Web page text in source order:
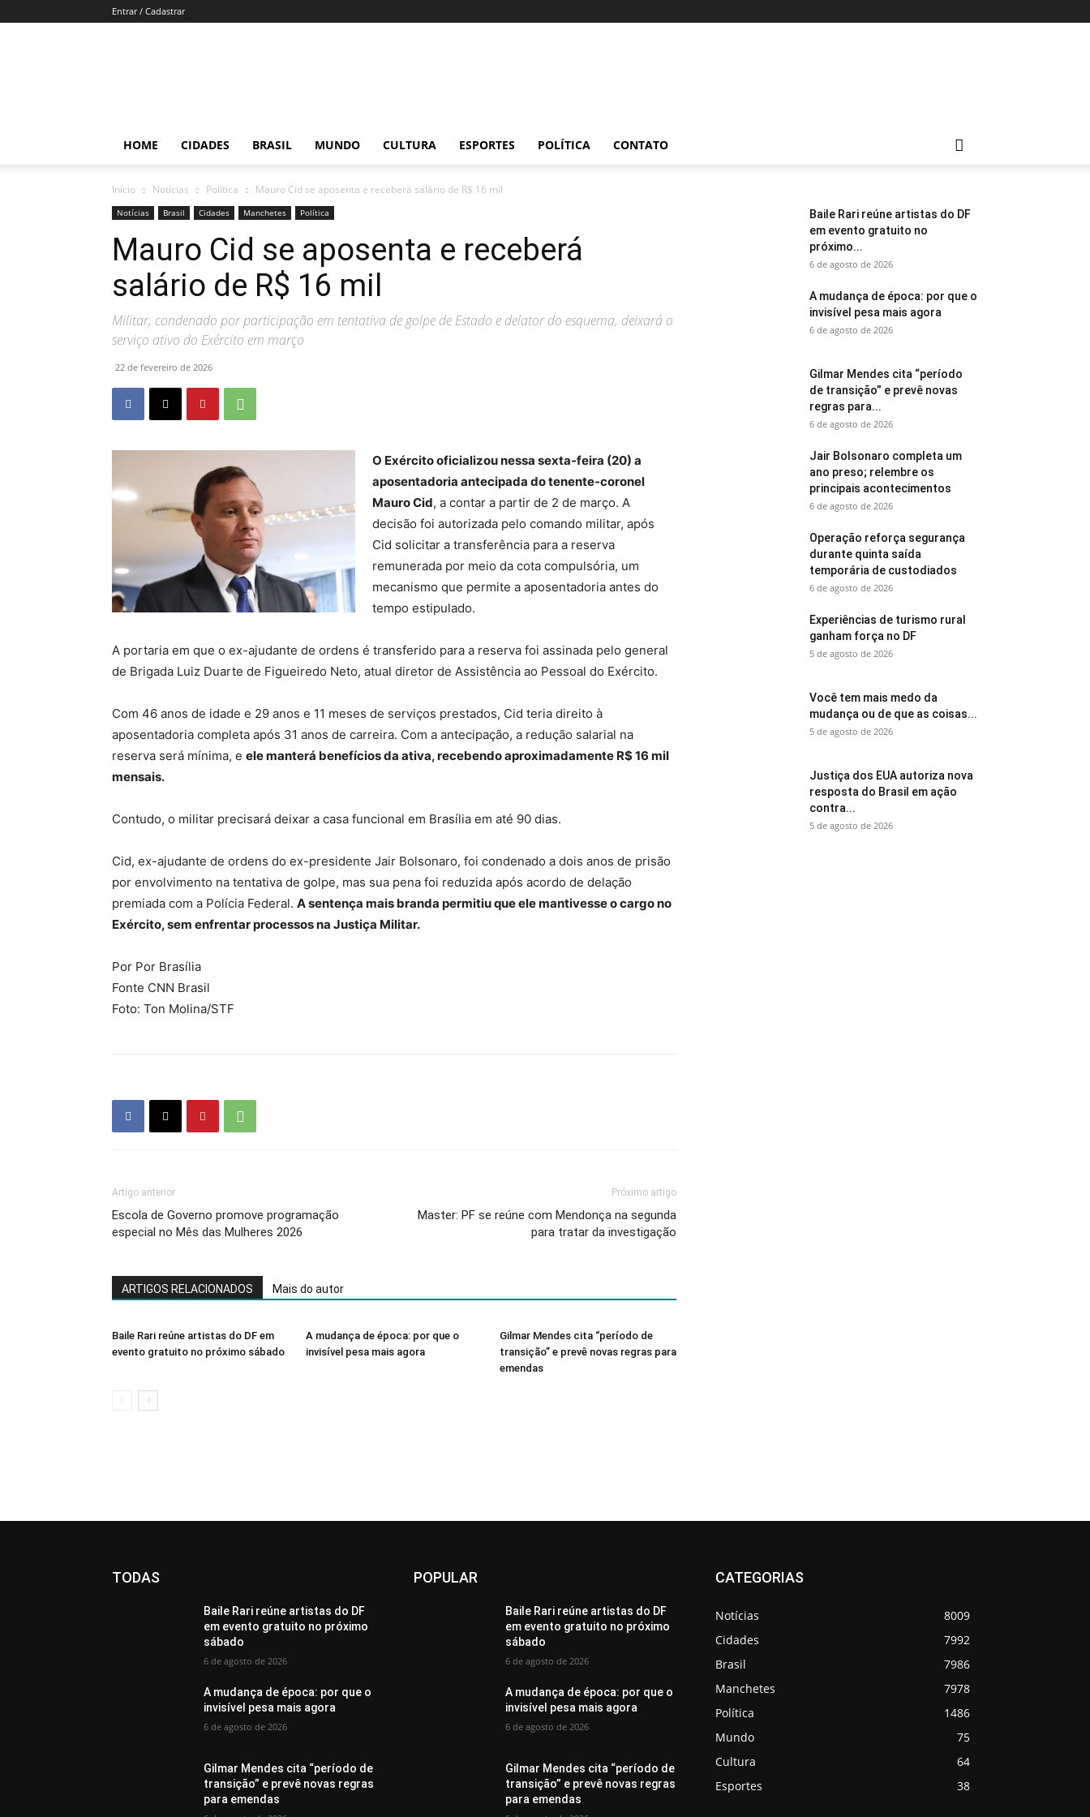
Entrar / Cadastrar
HOME CIDADES BRASIL MUNDO CULTURA ESPORTES POLÍTICA CONTATO
Início Notícias Política Mauro Cid se aposenta e receberá salário de R$ 16 mil
Notícias Brasil Cidades Manchetes Política
Mauro Cid se aposenta e receberá
salário de R$ 16 mil
Militar, condenado por participação em tentativa de golpe de Estado e delator do esquema, deixará o
serviço ativo do Exército em março
22 de fevereiro de 2026
O Exército oficializou nessa sexta-feira (20) a
aposentadoria antecipada do tenente-coronel
Mauro Cid, a contar a partir de 2 de março. A
decisão foi autorizada pelo comando militar, após
Cid solicitar a transferência para a reserva
remunerada por meio da cota compulsória, um
mecanismo que permite a aposentadoria antes do
tempo estipulado.
A portaria em que o ex-ajudante de ordens é transferido para a reserva foi assinada pelo general
de Brigada Luiz Duarte de Figueiredo Neto, atual diretor de Assistência ao Pessoal do Exército.
Com 46 anos de idade e 29 anos e 11 meses de serviços prestados, Cid teria direito à
aposentadoria completa após 31 anos de carreira. Com a antecipação, a redução salarial na
reserva será mínima, e ele manterá benefícios da ativa, recebendo aproximadamente R$ 16 mil
mensais.
Contudo, o militar precisará deixar a casa funcional em Brasília em até 90 dias.
Cid, ex-ajudante de ordens do ex-presidente Jair Bolsonaro, foi condenado a dois anos de prisão
por envolvimento na tentativa de golpe, mas sua pena foi reduzida após acordo de delação
premiada com a Polícia Federal. A sentença mais branda permitiu que ele mantivesse o cargo no
Exército, sem enfrentar processos na Justiça Militar.
Por Por Brasília
Fonte CNN Brasil
Foto: Ton Molina/STF
Artigo anterior
Escola de Governo promove programação
especial no Mês das Mulheres 2026
Próximo artigo
Master: PF se reúne com Mendonça na segunda
para tratar da investigação
ARTIGOS RELACIONADOS Mais do autor
Baile Rari reúne artistas do DF em
evento gratuito no próximo sábado
A mudança de época: por que o
invisível pesa mais agora
Gilmar Mendes cita “período de
transição” e prevê novas regras para
emendas
Baile Rari reúne artistas do DF
em evento gratuito no
próximo...
6 de agosto de 2026
A mudança de época: por que o
invisível pesa mais agora
6 de agosto de 2026
Gilmar Mendes cita “período
de transição” e prevê novas
regras para...
6 de agosto de 2026
Jair Bolsonaro completa um
ano preso; relembre os
principais acontecimentos
6 de agosto de 2026
Operação reforça segurança
durante quinta saída
temporária de custodiados
6 de agosto de 2026
Experiências de turismo rural
ganham força no DF
5 de agosto de 2026
Você tem mais medo da
mudança ou de que as coisas...
5 de agosto de 2026
Justiça dos EUA autoriza nova
resposta do Brasil em ação
contra...
5 de agosto de 2026
TODAS
Baile Rari reúne artistas do DF
em evento gratuito no próximo
sábado
6 de agosto de 2026
A mudança de época: por que o
invisível pesa mais agora
6 de agosto de 2026
Gilmar Mendes cita “período de
transição” e prevê novas regras
para emendas
POPULAR
Baile Rari reúne artistas do DF
em evento gratuito no próximo
sábado
6 de agosto de 2026
A mudança de época: por que o
invisível pesa mais agora
6 de agosto de 2026
Gilmar Mendes cita “período de
transição” e prevê novas regras
para emendas
CATEGORIAS
Notícias
8009
Cidades
7992
Brasil
7986
Manchetes
7978
Política
1486
Mundo
75
Cultura
64
Esportes
38